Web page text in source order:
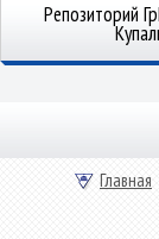
Репозиторий
Главная